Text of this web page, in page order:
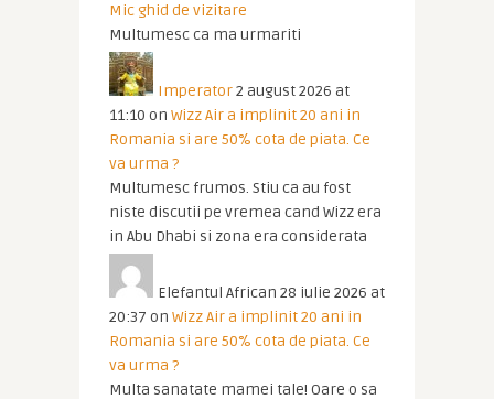
Mic ghid de vizitare
Multumesc ca ma urmariti
Imperator2 august 2026 at
11:10 on Wizz Air a implinit 20 ani in
Romania si are 50% cota de piata. Ce
va urma ?
Multumesc frumos. Stiu ca au fost
niste discutii pe vremea cand Wizz era
in Abu Dhabi si zona era considerata
Elefantul African 28 iulie 2026 at
20:37 on Wizz Air a implinit 20 ani in
Romania si are 50% cota de piata. Ce
va urma ?
Multa sanatate mamei tale! Oare o sa